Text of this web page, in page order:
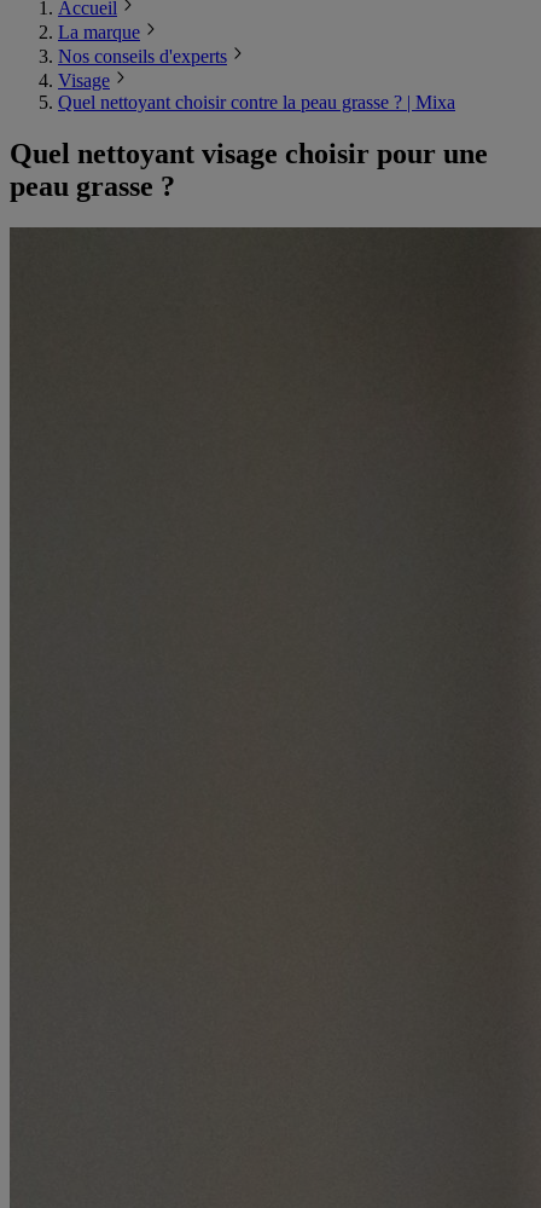
Accueil
La marque
Nos conseils d'experts
Visage
Quel nettoyant choisir contre la peau grasse ? | Mixa
Quel nettoyant visage choisir pour une
peau grasse ?